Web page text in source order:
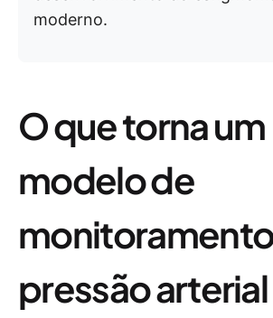
moderno.
O que torna um
modelo de
pressão